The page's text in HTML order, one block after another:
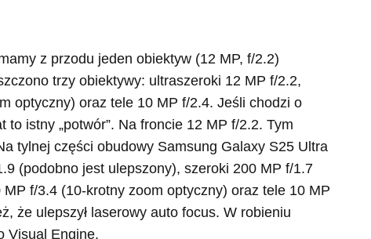
z przodu jeden obiektyw (12 MP, f/2.2)
trzy obiektywy: ultraszeroki 12 MP f/2.2,
optyczny) oraz tele 10 MP f/2.4. Jeśli chodzi o
istny „potwór”. Na froncie 12 MP f/2.2. Tym
tylnej części obudowy Samsung Galaxy S25 Ultra
(podobno jest ulepszony), szeroki 200 MP f/1.7
f/3.4 (10-krotny zoom optyczny) oraz tele 10 MP
że ulepszył laserowy auto focus. W robieniu
Visual Engine.